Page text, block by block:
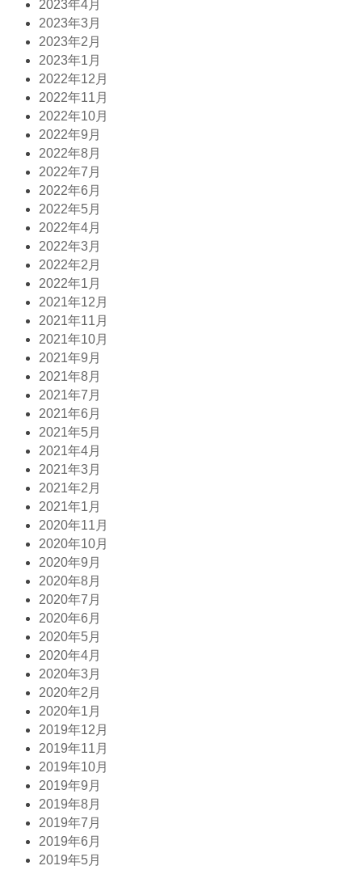
2023年4月
2023年3月
2023年2月
2023年1月
2022年12月
2022年11月
2022年10月
2022年9月
2022年8月
2022年7月
2022年6月
2022年5月
2022年4月
2022年3月
2022年2月
2022年1月
2021年12月
2021年11月
2021年10月
2021年9月
2021年8月
2021年7月
2021年6月
2021年5月
2021年4月
2021年3月
2021年2月
2021年1月
2020年11月
2020年10月
2020年9月
2020年8月
2020年7月
2020年6月
2020年5月
2020年4月
2020年3月
2020年2月
2020年1月
2019年12月
2019年11月
2019年10月
2019年9月
2019年8月
2019年7月
2019年6月
2019年5月